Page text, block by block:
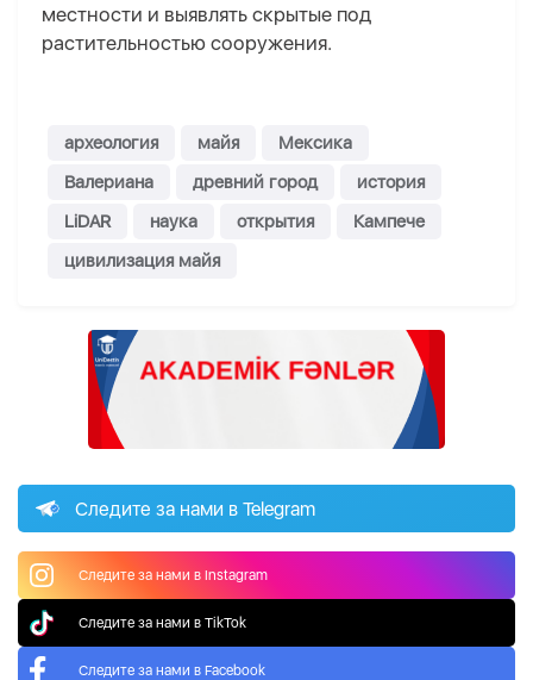
местности и выявлять скрытые под
растительностью сооружения.
археология майя
Мексика
Валериана
древний город
история
LiDAR
наука открытия
Кампече
цивилизация майя
Следите за нами в Telegram
Следите за нами в Instagram
Следите за нами в TikTok
Следите за нами в Facebook